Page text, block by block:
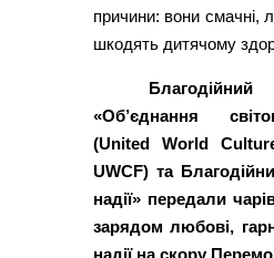
причини: вони смачні,
шкодять дитячому
«Об’єднання
(United World
UWCF) та
надії» передали
зарядом любові,